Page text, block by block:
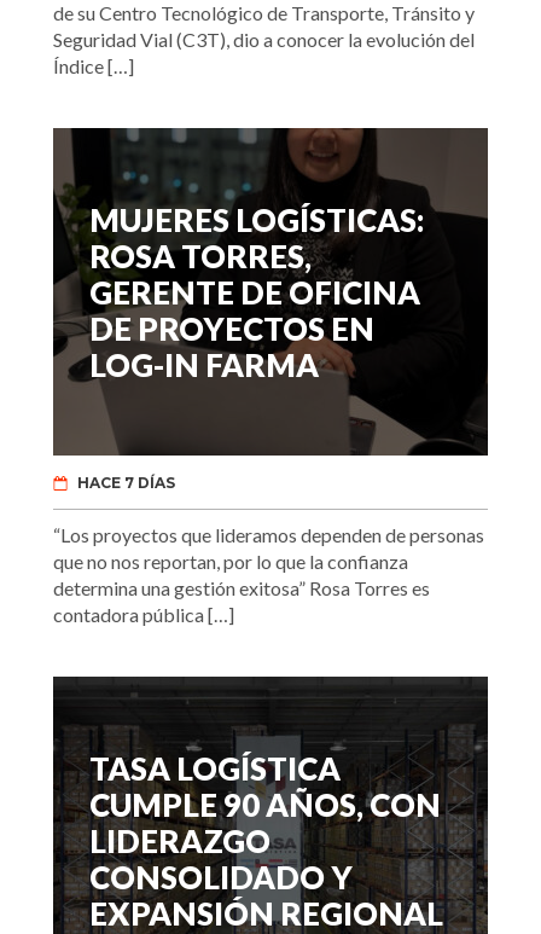
de su Centro Tecnológico de Transporte, Tránsito y
Seguridad Vial (C3T), dio a conocer la evolución del
Índice […]
MUJERES LOGÍSTICAS:
ROSA TORRES,
GERENTE DE OFICINA
DE PROYECTOS EN
LOG-IN FARMA
HACE 7 DÍAS
“Los proyectos que lideramos dependen de personas
que no nos reportan, por lo que la confianza
determina una gestión exitosa” Rosa Torres es
contadora pública […]
TASA LOGÍSTICA
CUMPLE 90 AÑOS, CON
LIDERAZGO
CONSOLIDADO Y
EXPANSIÓN REGIONAL